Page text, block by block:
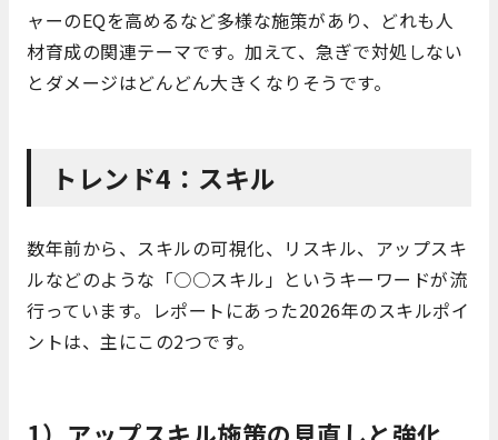
ャーのEQを高めるなど多様な施策があり、どれも人
材育成の関連テーマです。加えて、急ぎで対処しない
とダメージはどんどん大きくなりそうです。
トレンド4：スキル
数年前から、スキルの可視化、リスキル、アップスキ
ルなどのような「○○スキル」というキーワードが流
行っています。レポートにあった2026年のスキルポイ
ントは、主にこの2つです。